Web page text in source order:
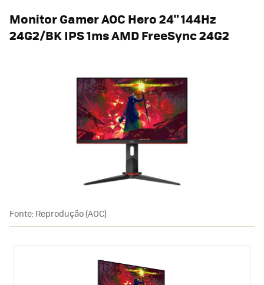
Monitor Gamer AOC Hero 24" 144Hz
24G2/BK IPS 1ms AMD FreeSync 24G2
Fonte: Reprodução (AOC)